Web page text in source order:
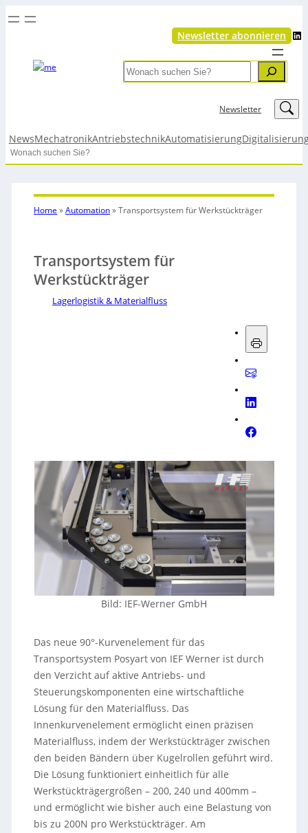
Newsletter abonnieren LinkedIn
Search
Newsletter LinkedIn
NewsMechatronikAntriebstechnikAutomatisierung
Search
Home »Automation»Transportsystem für Werkstückträger
Transportsystem für
Werkstückträger
Lagerlogistik & Materialfluss
Bild: IEF-Werner GmbH
Das neue 90°-Kurvenelement für das
Transportsystem Posyart von IEF Werner ist durch
den Verzicht auf aktive Antriebs- und
Steuerungskomponenten eine wirtschaftliche
Lösung für den Materialfluss. Das
Innenkurvenelement ermöglicht einen präzisen
Materialfluss, indem der Werkstückträger zwischen
den beiden Bändern über Kugelrollen geführt wird.
Die Lösung funktioniert einheitlich für alle
Werkstückträgergrößen – 200, 240 und 400mm –
und ermöglicht wie bisher auch eine Belastung von
bis zu 200N pro Werkstückträger. Am